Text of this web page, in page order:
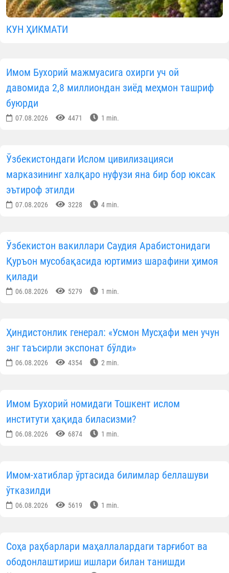
КУН ҲИКМАТИ
Имом Бухорий мажмуасига охирги уч ой
давомида 2,8 миллиондан зиёд меҳмон ташриф
буюрди
07.08.2026 4471 1 min.
Ўзбекистондаги Ислом цивилизацияси
марказининг халқаро нуфузи яна бир бор юксак
эътироф этилди
07.08.2026 3228 4 min.
Ўзбекистон вакиллари Саудия Арабистонидаги
Қуръон мусобақасида юртимиз шарафини ҳимоя
қилади
06.08.2026 5279 1 min.
Ҳиндистонлик генерал: «Усмон Мусҳафи мен учун
энг таъсирли экспонат бўлди»
06.08.2026 4354 2 min.
Имом Бухорий номидаги Тошкент ислом
институти ҳақида биласизми?
06.08.2026 6874 1 min.
Имом-хатиблар ўртасида билимлар беллашуви
ўтказилди
06.08.2026 5619 1 min.
Соҳа раҳбарлари маҳаллалардаги тарғибот ва
ободонлаштириш ишлари билан танишди